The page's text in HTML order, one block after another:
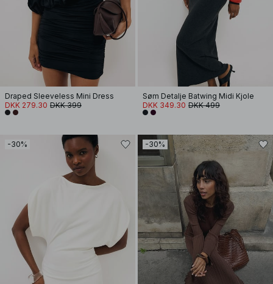
Draped Sleeveless Mini Dress
DKK 279.30 DKK 399
Søm Detalje Batwing Midi Kjole
DKK 349.30 DKK 499
-30% -30%